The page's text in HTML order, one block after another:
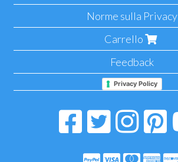
Norme sulla Privacy
Carrello
Feedback
Privacy Policy